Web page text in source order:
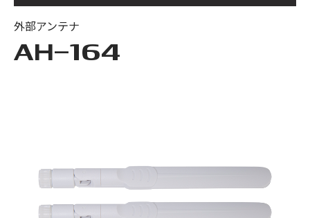
外部アンテナ
AH-164